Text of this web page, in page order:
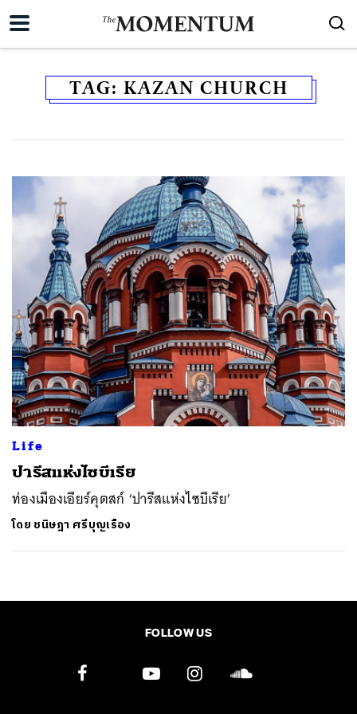
TAG: KAZAN CHURCH
Life
ปารีสแห่งไซบีเรีย
ท่องเมืองเอียร์คุตสก์ ‘ปารีสแห่งไซบีเรีย’
โดย ชนิษฎา ศรีบุญเรือง
FOLLOW US
ค้นหา
SHARE TWEET LINE EMAIL